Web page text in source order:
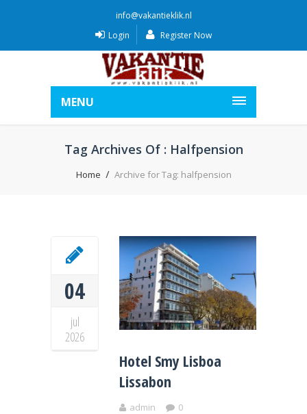
info@vakantieklik.nl
Login
Register Now
MENU
Tag Archives Of : Halfpension
Home Archive for Tag: halfpension
04
jul
2026
Hotel Smy Lisboa
Lissabon
admin 0